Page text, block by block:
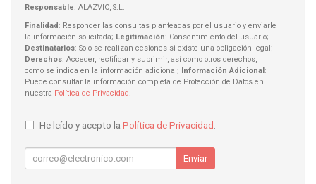
Responsable: ALAZVIC, S.L.
Finalidad : Responder las consultas planteadas por el usuario y enviarle
la información solicitada; Legitimación: Consentimiento del usuario;
Destinatarios: Solo se realizan cesiones si existe una obligación legal;
Derechos: Acceder, rectificar y suprimir, así como otros derechos,
como se indica en la información adicional;
Información Adicional :
Puede consultar la información completa de Protección de Datos en
nuestra Política de Privacidad .
He leído y acepto la Política de Privacidad
Enviar